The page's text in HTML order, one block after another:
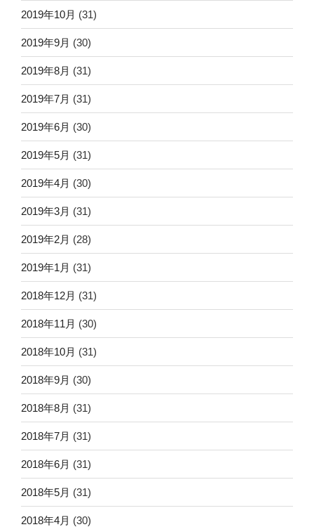
2019年10月 (31)
2019年9月 (30)
2019年8月 (31)
2019年7月 (31)
2019年6月 (30)
2019年5月 (31)
2019年4月 (30)
2019年3月 (31)
2019年2月 (28)
2019年1月 (31)
2018年12月 (31)
2018年11月 (30)
2018年10月 (31)
2018年9月 (30)
2018年8月 (31)
2018年7月 (31)
2018年6月 (31)
2018年5月 (31)
2018年4月 (30)